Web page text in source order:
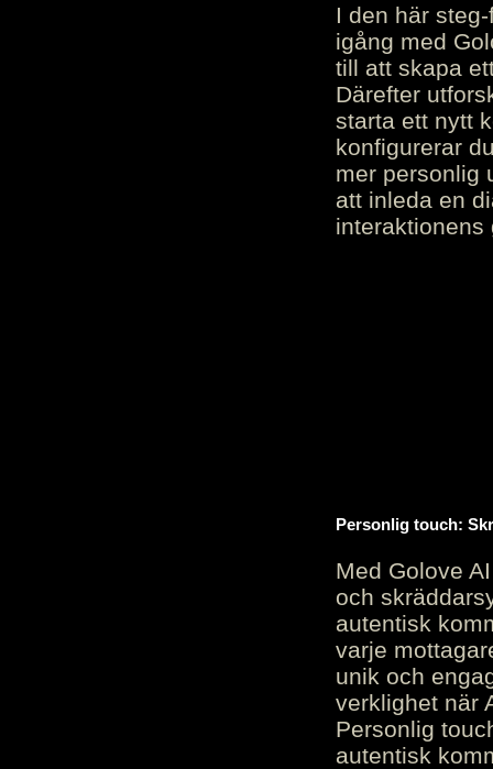
I den här
igång med
till att skapa
Därefter
starta ett nytt
konfigurerar
mer personlig
att inleda en
interaktionens
Personlig touch:
Med Golove
och
autentisk
varje
unik och
verklighet när
Personlig
autentisk